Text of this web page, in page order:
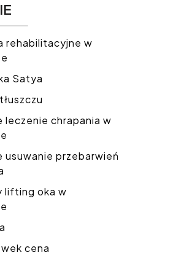
rehabilitacyjne w
Satya
leczenie chrapania w
usuwanie przebarwień
lifting oka w
cena